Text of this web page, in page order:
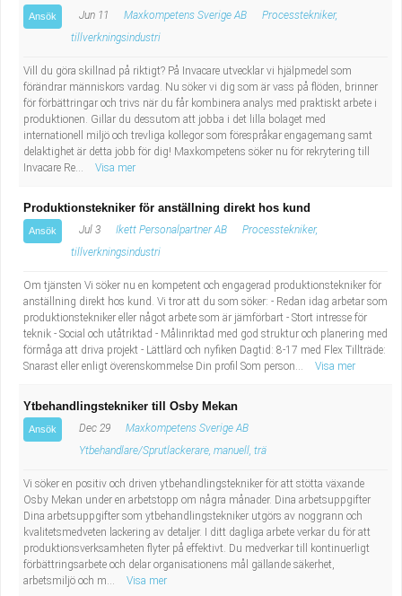
Industriell tillverkning
Installation, drift, underhåll
Kropps- och skönhetsvård
Kultur, media, design
Naturbruk
Naturvetenskapligt arbete
Pedagogiskt arbete
Sanering och renhållning
Socialt arbete
Säkerhetsarbete
Tekniskt arbete
Transport
Behandlingsassistent/Socialpedagog
Tandsköterska
Budbilsförare
Tidningsbud/Tidningsdistributör
Taxiförare/Taxichaufför
Läkarsekreterare/Vårdadmin/Medicinsk
sekreterare
Lastbilsförare m.fl.
Fastighetsskötare
Informatör/Kommunikatör
Brevbärare
Sjuksköterska, grundutbildad
Kock, storhushåll
Ansök Jun 11 Maxkompetens Sverige AB
Processtekniker,
tillverkningsindustri
Vill du göra skillnad på riktigt? På Invacare utvecklar vi hjälpmedel som
förändrar människors vardag. Nu söker vi dig som är vass på flöden, brinner
för förbättringar och trivs när du får kombinera analys med praktiskt arbete i
produktionen. Gillar du dessutom att jobba i det lilla bolaget med
internationell miljö och trevliga kollegor som förespråkar engagemang samt
delaktighet är detta jobb för dig! Maxkompetens söker nu för rekrytering till
Invacare Re...
Visa mer
Produktionstekniker för anställning direkt hos kund
Ansök Jul 3 Ikett Personalpartner AB
Processtekniker,
tillverkningsindustri
Om tjänsten Vi söker nu en kompetent och engagerad produktionstekniker för
anställning direkt hos kund. Vi tror att du som söker: - Redan idag arbetar som
produktionstekniker eller något arbete som är jämförbart - Stort intresse för
teknik - Social och utåtriktad - Målinriktad med god struktur och planering med
förmåga att driva projekt - Lättlärd och nyfiken Dagtid: 8-17 med Flex Tillträde:
Snarast eller enligt överenskommelse Din profil Som person...
Visa mer
Ytbehandlingstekniker till Osby Mekan
Ansök Dec 29
Maxkompetens Sverige AB
Ytbehandlare/Sprutlackerare, manuell, trä
Vi söker en positiv och driven ytbehandlingstekniker för att stötta växande
Osby Mekan under en arbetstopp om några månader. Dina arbetsuppgifter
Dina arbetsuppgifter som ytbehandlingstekniker utgörs av noggrann och
kvalitetsmedveten lackering av detaljer. I ditt dagliga arbete verkar du för att
produktionsverksamheten flyter på effektivt. Du medverkar till kontinuerligt
förbättringsarbete och delar organisationens mål gällande säkerhet,
arbetsmiljö och m...
Visa mer